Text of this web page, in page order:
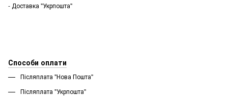
- Доставка "Укрпошта"
Способи оплати
Післяплата "Нова Пошта"
Післяплата "Укрпошта''